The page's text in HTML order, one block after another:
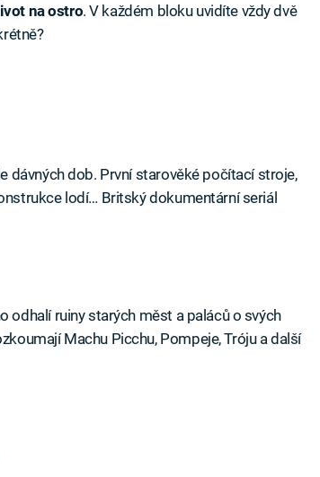
na ostro. V každém bloku uvidíte vždy dvě
dávných dob. První starověké počítací stroje,
lodí… Britský dokumentární seriál
odhalí ruiny starých měst a paláců o svých
Machu Picchu, Pompeje, Tróju a další